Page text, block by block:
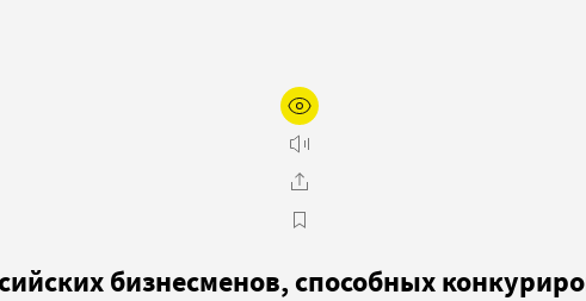
бизнесменов, способных